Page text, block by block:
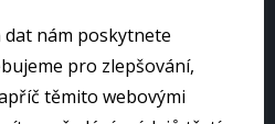
a kožedělná asociace
dat nám poskytnete
pro zlepšování,
těmito webovými